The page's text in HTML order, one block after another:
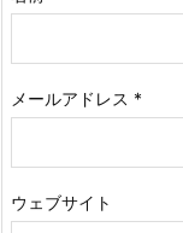
メールアドレス *
ウェブサイト